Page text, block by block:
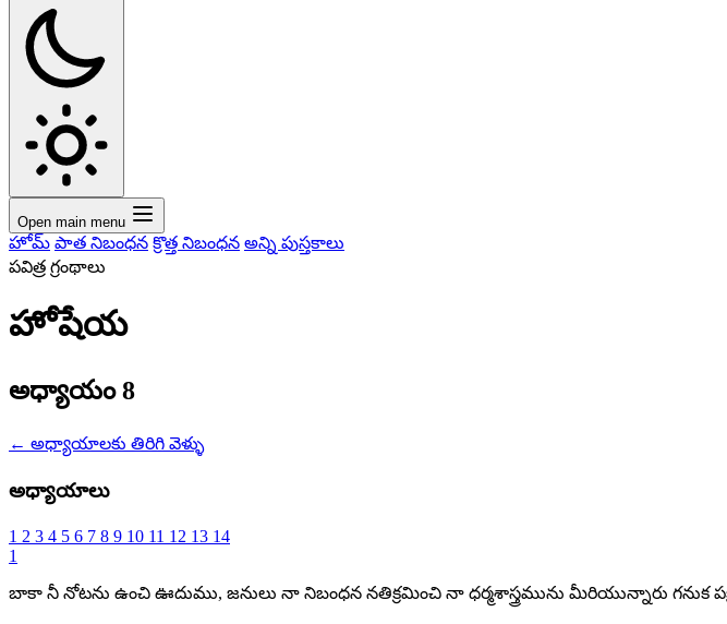
Open main menu
హోమ్ పాత నిబంధన క్రొత్త నిబంధన అన్ని పుస్తకాలు
పవిత్ర గ్రంథాలు
హోషేయ
అధ్యాయం 8
← అధ్యాయాలకు తిరిగి వెళ్ళు
అధ్యాయాలు
1 2 3 4 5 6 7 8 9 10 11 12 13 14
1
బాకా నీ నోటను ఉంచి ఊదుము, జనులు నా నిబంధన నతిక్రమించి నా ధర్మశాస్త్రమును మీరియున్నారు గనుక